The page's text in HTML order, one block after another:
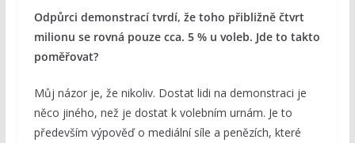
Odpůrci demonstrací tvrdí, že toho přibližně čtvrt
milionu se rovná pouze cca. 5 % u voleb. Jde to takto
poměřovat?
Můj názor je, že nikoliv. Dostat lidi na demonstraci je
něco jiného, než je dostat k volebním urnám. Je to
především výpověď o mediální síle a penězích, které